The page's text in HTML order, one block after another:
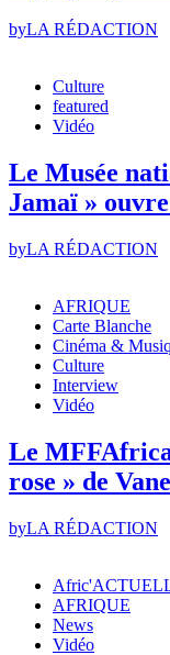
byLA RÉDACTION
Culture
featured
Vidéo
Le Musée
Jamaï »
byLA RÉDACTION
AFRIQUE
Carte Blanche
Cinéma &
Culture
Interview
Vidéo
Le MFFAfrica
rose » de
byLA RÉDACTION
AFRIQUE
News
Vidéo